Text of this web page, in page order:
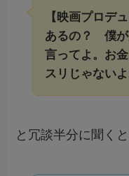
【映画プロデ
あるの？ 僕が
言ってよ。お
スリじゃないよ
と冗談半分に聞く